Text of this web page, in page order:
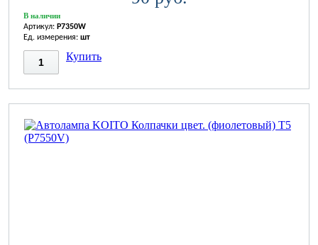
В наличии
Артикул: P7350W
Ед. измерения: шт
Купить